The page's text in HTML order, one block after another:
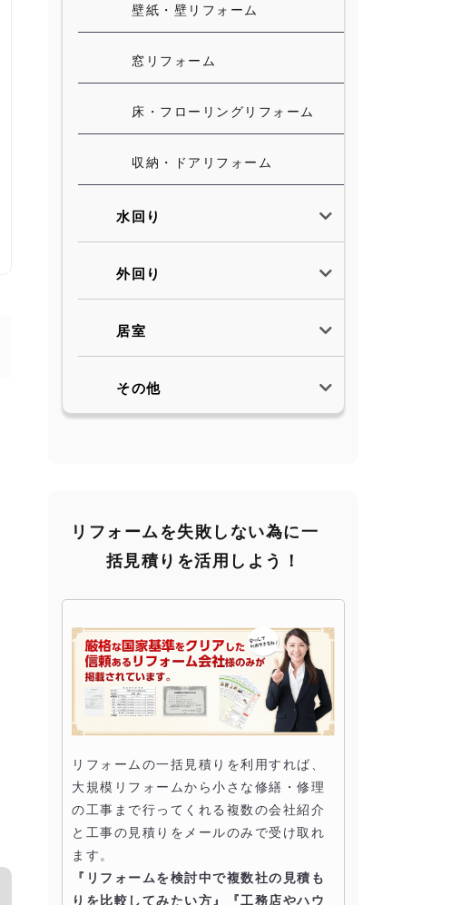
壁紙・壁リフォーム
窓リフォーム
床・フローリングリフォーム
収納・ドアリフォーム
水回り
外回り
居室
その他
リフォームを失敗しない為に一
括見積りを活用しよう！
リフォームの一括見積りを利用すれば、
大規模リフォームから小さな修繕・修理
の工事まで行ってくれる複数の会社紹介
と工事の見積りをメールのみで受け取れ
ます。
『リフォームを検討中で複数社の見積も
りを比較してみたい方』『工務店やハウ